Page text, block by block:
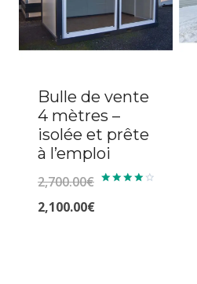
Bulle de vente
4 mètres –
isolée et prête
à l’emploi
2,700.00€
Le
2,100.00€